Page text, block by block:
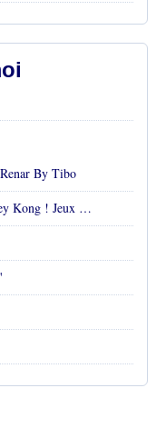
By Tibo
Jeu Mario ! Donkey Kong ! Jeux vidéos Rétro !